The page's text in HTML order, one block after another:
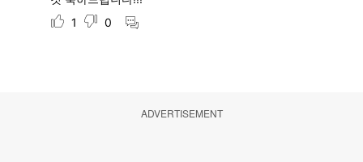
ADVERTISEMENT